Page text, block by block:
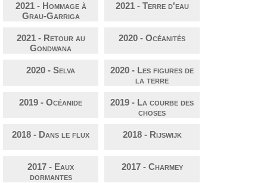
2021 - Hommage à
Grau-Garriga
2021 - Terre d'eau
2021 - Retour au
Gondwana
2020 - Océanités
2020 - Selva
2020 - Les figures de
la terre
2019 - Océanide
2019 - La courbe des
choses
2018 - Dans le flux 2018 - Rijswijk
2017 - Eaux
dormantes
2017 - Charmey